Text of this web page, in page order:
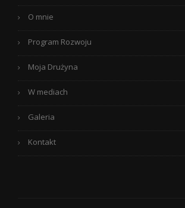
O mnie
Program Rozwoju
Moja Drużyna
W mediach
Galeria
Kontakt